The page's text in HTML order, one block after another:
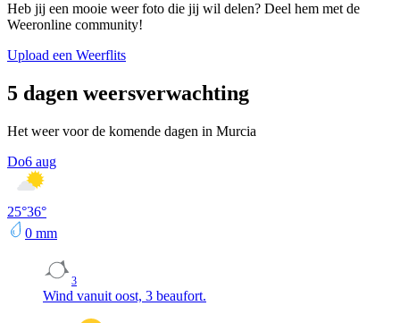
Heb jij een mooie weer foto die jij wil delen? Deel hem met de
Weeronline community!
Upload een Weerflits
5 dagen weersverwachting
Het weer voor de komende dagen in Murcia
Do6 aug
25°36°
0 mm
3
Wind vanuit oost, 3 beaufort.